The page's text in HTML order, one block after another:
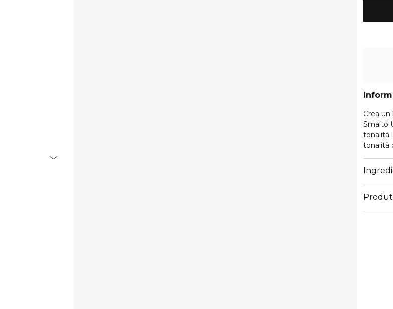
Crea un
Smalto
tonalità
tonalità